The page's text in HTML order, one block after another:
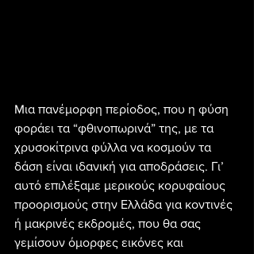
Mια πανέμορφη περίοδος, που η φύση
φοράει τα “φθινοπωρινά” της, με τα
χρυσοκίτρινα φύλλα να κοσμούν τα
δάση είναι ιδανική για αποδράσεις. Γι’
αυτό επιλέξαμε μερικούς κορυφαίους
προορισμούς στην Ελλάδα για κοντινές
ή μακρινές εκδρομές, που θα σας
γεμίσουν όμορφες εικόνες και